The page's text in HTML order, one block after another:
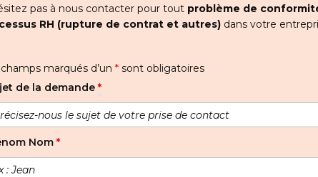
pas à nous contacter pour tout problème de
RH (rupture de contrat et autres) dans votre
marqués d’un * sont obligatoires
de la demande *
Nom *